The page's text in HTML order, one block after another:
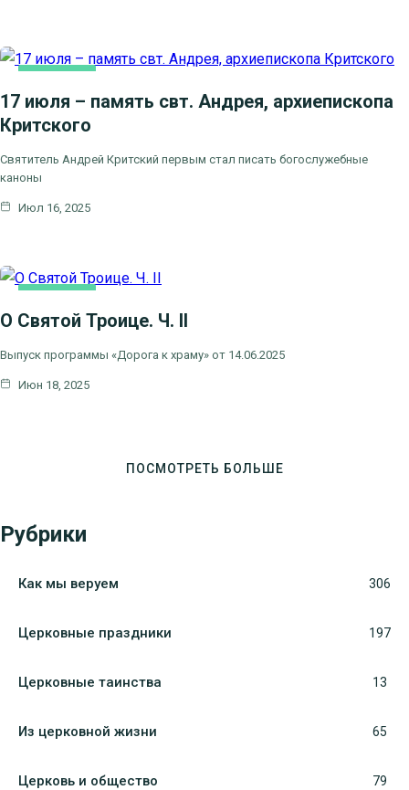
17 июля – память свт. Андрея, архиепископа
Критского
Святитель Андрей Критский первым стал писать богослужебные
каноны
Июл 16, 2025
О Святой Троице. Ч. II
Выпуск программы «Дорога к храму» от 14.06.2025
Июн 18, 2025
ПОСМОТРЕТЬ БОЛЬШЕ
Рубрики
Как мы веруем 306
Церковные праздники 197
Церковные таинства 13
Из церковной жизни 65
Церковь и общество 79